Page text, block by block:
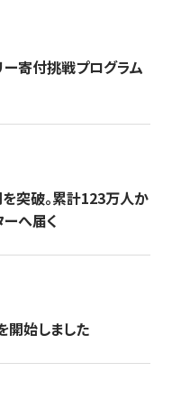
ー寄付挑戦プログラム
突破。累計123万人か
へ届く
開始しました